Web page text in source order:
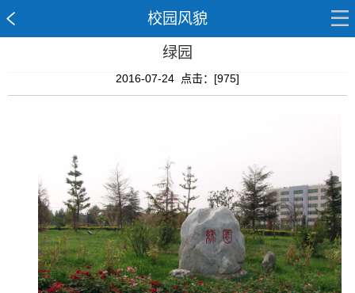
校园风貌
绿园
2016-07-24 点击：[975]